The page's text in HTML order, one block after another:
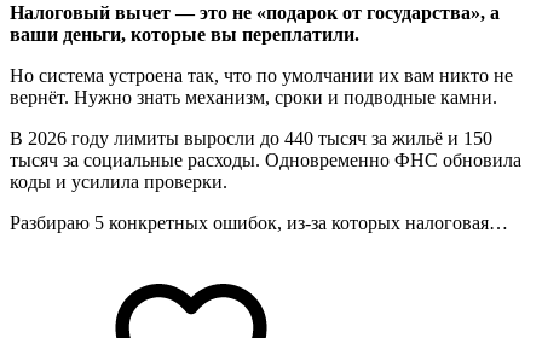
Налоговый вычет — это не «подарок от государства», а
ваши деньги, которые вы переплатили.
Но система устроена так, что по умолчании их вам никто не
вернёт. Нужно знать механизм, сроки и подводные камни.
В 2026 году лимиты выросли до 440 тысяч за жильё и 150
тысяч за социальные расходы. Одновременно ФНС обновила
коды и усилила проверки.
Разбираю 5 конкретных ошибок, из‑за которых налоговая…